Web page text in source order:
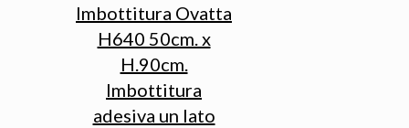
Imbottitura Ovatta
H640 50cm. x
H.90cm.
Imbottitura
adesiva un lato